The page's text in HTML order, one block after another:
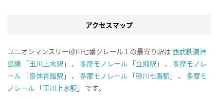
アクセスマップ
ユニオンマンスリー砂川七番クレール１の最寄り駅は 西武鉄道拝
島線 「玉川上水駅 」 、 多摩モノレール 「立飛駅 」 、 多摩モノレ
ール 「泉体育館駅 」 、 多摩モノレール 「砂川七番駅 」 、 多摩モ
ノレール 「玉川上水駅 」 です。